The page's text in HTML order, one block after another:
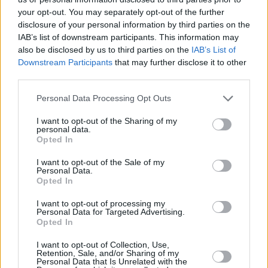
your opt-out. You may separately opt-out of the further
disclosure of your personal information by third parties on the
IAB’s list of downstream participants. This information may
also be disclosed by us to third parties on the IAB’s List of
Downstream Participants that may further disclose it to other
Personal Data Processing Opt Outs
I want to opt-out of the Sharing of my
personal data.
Opted In
I want to opt-out of the Sale of my
Personal Data.
Opted In
I want to opt-out of processing my
Personal Data for Targeted Advertising.
Opted In
I want to opt-out of Collection, Use,
Retention, Sale, and/or Sharing of my
Personal Data that Is Unrelated with the
Κηδείες/Μνημόσυνα 24/7/26 13:38
Κηδεία Μαρίας (Μαίρης) Λεων. Χριστάκη
Την πολυαγαπημένη μας σύζυγο, μητέρα, κόρη,
(ΜΑΙΡΗ) ΛΕΩΝ. ΧΡΙΣΤΑΚΗ ΣΥΖΥΓΟ ΠΑΝΤ...
Κηδείες/Μνημόσυνα
Κηδεία Μαρίας Τσουρογιάννη του
Νικολάου